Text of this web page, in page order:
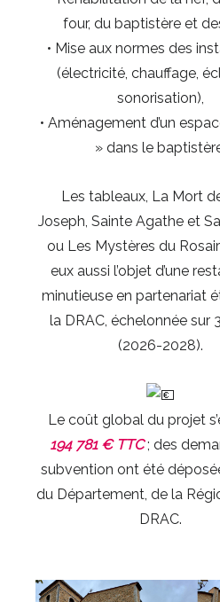
four, du baptistère et
• Mise aux normes des
(électricité, chauffage,
sonorisation),
• Aménagement d’un
» dans le
Les tableaux, La Mort
Joseph, Sainte Agathe et
ou Les Mystères du
eux aussi l’objet d’une
minutieuse en partenariat
la DRAC, échelonnée sur
(2026-2028).
Le coût global du projet
194 781 € TTC; des
subvention ont été
du Département, de la
DRAC.